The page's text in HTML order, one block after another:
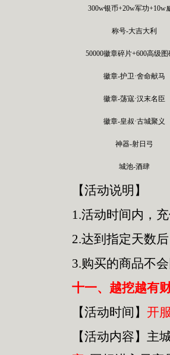
300w银币+20w军功+10w
称号-大吉大利
50000徽章碎片+600高级
徽章-护卫·舍命献马
徽章-荡寇·汉末名臣
徽章-皇叔·古城聚义
神器-射日弓
城池-酒肆
【活动说明】
1.活动时间内，
2.达到指定天数
3.购买的商品不
十一、越挖越有
【活动时间】 开
【活动内容】主